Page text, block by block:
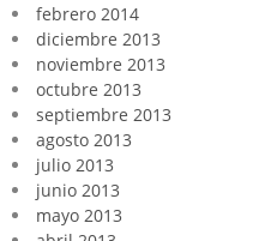
febrero 2014
diciembre 2013
noviembre 2013
octubre 2013
septiembre 2013
agosto 2013
julio 2013
junio 2013
mayo 2013